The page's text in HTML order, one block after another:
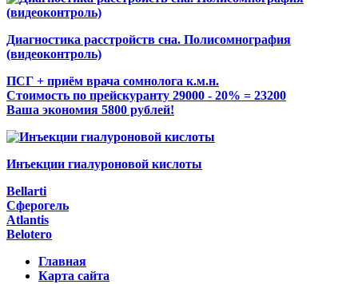
Диагностика расстройств сна. Полисомнография
(видеоконтроль)
ПСГ + приём врача сомнолога к.м.н.
Стоимость по прейскуранту 29000 - 20% = 23200
Ваша экономия 5800 рублей!
Инъекции гиалуроновой кислоты
Bellarti
Сферогель
Atlantis
Belotero
Главная
Карта сайта